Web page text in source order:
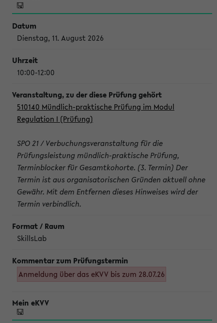
Dienstag, 11. August 2026
10:00-12:00
510140 Mündlich-praktische Prüfung im Modul
Regulation I (Prüfung)
SPO 21 / Verbuchungsveranstaltung für die
Prüfungsleistung mündlich-praktische Prüfung,
Terminblocker für Gesamtkohorte. (3. Termin) Der
Termin ist aus organisatorischen Gründen aktuell ohne
Gewähr. Mit dem Entfernen dieses Hinweises wird der
Termin verbindlich.
SkillsLab
Anmeldung über das eKVV bis zum 28.07.26